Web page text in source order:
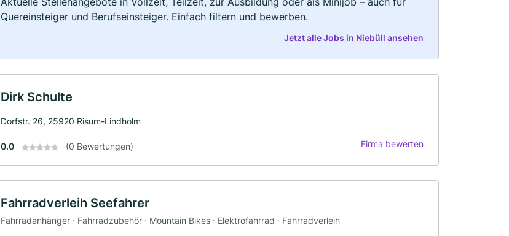
Quereinsteiger und Berufseinsteiger. Einfach filtern und bewerben.
Jetzt alle Jobs in Niebüll ansehen
Dirk Schulte
Dorfstr. 26, 25920 Risum-Lindholm
0.0 (0 Bewertungen) Firma bewerten
Fahrradverleih Seefahrer
Fahrradanhänger · Fahrradzubehör · Mountain Bikes · Elektrofahrrad · Fahrradverleih